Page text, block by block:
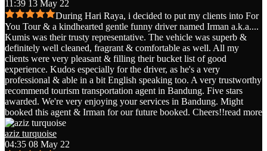
11:39 13 May 22
During Hari Raya, i decided to put my clients into For
You Tour & a kindhearted gentle funny driver named Irman a.k.a....
Kumis was their trusty representative. The vehicle was superb &
definitely well cleaned, fragrant & comfortable as well. All my
clients were very pleasant & filling their bucket list of good
experience. Kudos especially for the driver, as he's a very
professional & able in a bit English speaking too. A very trustworthy
recommend tourism transportation agent in Bandung. Five stars
awarded. We're very enjoying your services in Bandung. Might
booked this agent & Irman for our future booked. Cheers!!read more
aziz turquoise
04:35 08 May 22